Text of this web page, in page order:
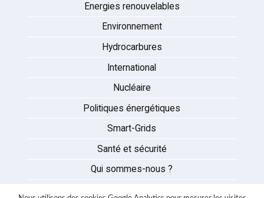
Energies renouvelables
Environnement
Hydrocarbures
International
Nucléaire
Politiques énergétiques
Smart-Grids
Santé et sécurité
Qui sommes-nous ?